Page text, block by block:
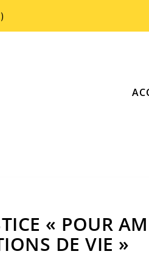
« POUR
DE VIE »